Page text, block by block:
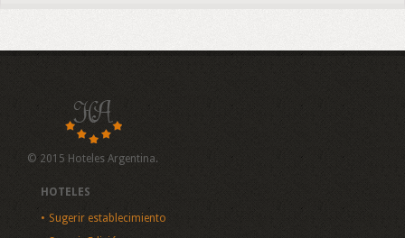
© 2015 Hoteles Argentina.
HOTELES
Sugerir establecimiento